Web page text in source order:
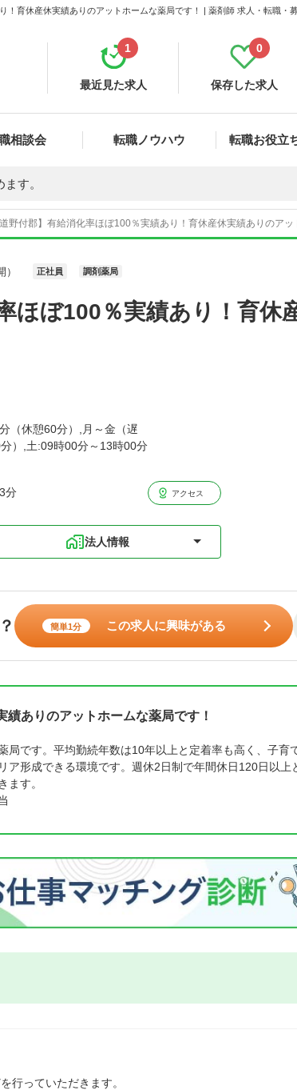
育休産休実績ありのアットホームな薬局です！ | 薬剤師 求人・転職・
最近見た求人
1
保存した求人
0
相談会 転職ノウハウ 転職お役立
す。
道野付郡】有給消化率ほぼ100％実績あり！育休産休実績ありのア
正社員 調剤薬局
ほぼ100％実績あり！育
（休憩60分）,月～金（遅
）,土:09時00分～13時00分
分 アクセス
法人情報
簡単1分 この求人に興味がある
ありのアットホームな薬局です！
局です。平均勤続年数は10年以上と定着率も高く、子育
ア形成できる環境です。週休2日制で年間休日120日以上
ます。
行っていただきます。